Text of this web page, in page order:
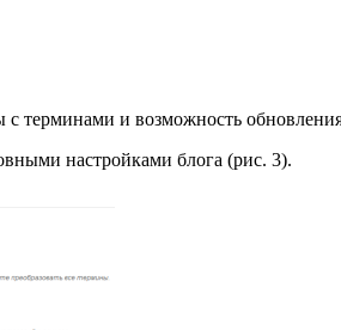
с терминами и возможность
настройками блога (рис. 3).